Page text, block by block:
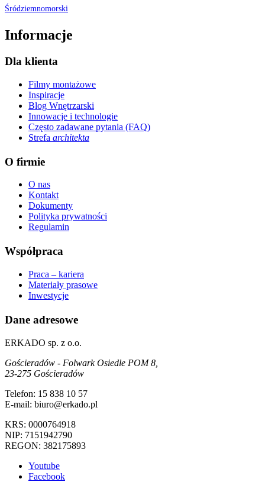
Śródziemnomorski
Informacje
Dla klienta
Filmy montażowe
Inspiracje
Blog Wnętrzarski
Innowacje i technologie
Często zadawane pytania (FAQ)
Strefa architekta
O firmie
O nas
Kontakt
Dokumenty
Polityka prywatności
Regulamin
Współpraca
Praca – kariera
Materiały prasowe
Inwestycje
Dane adresowe
ERKADO sp. z o.o.
Gościeradów - Folwark Osiedle POM 8,
23-275 Gościeradów
Telefon: 15 838 10 57
E-mail: biuro@erkado.pl
KRS: 0000764918
NIP: 7151942790
REGON: 382175893
Youtube
Facebook